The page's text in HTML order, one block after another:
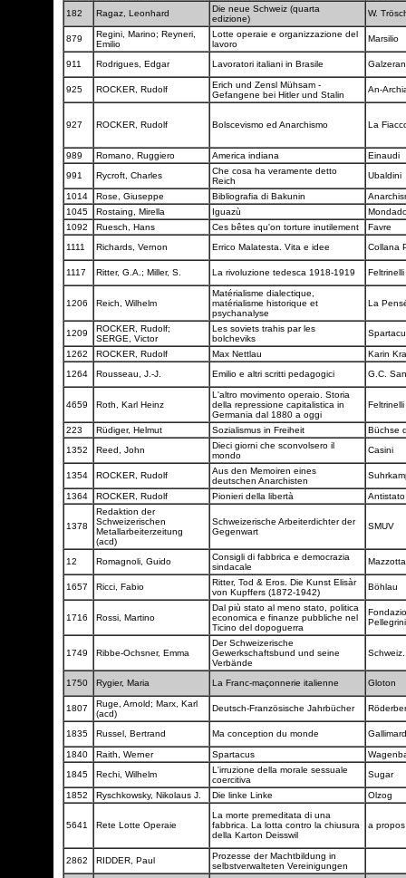
182
Ragaz, Leonhard
Die neue Schweiz (quarta
edizione)
W.
879
Regini, Marino; Reyneri,
Emilio
Lotte operaie e organizzazione del
lavoro
Marsilio
911 Rodrigues, Edgar Lavoratori italiani in Brasile
925 ROCKER, Rudolf
Erich und Zensl Mühsam -
Gefangene bei Hitler und Stalin
An-
927 ROCKER, Rudolf Bolscevismo ed Anarchismo La
989 Romano, Ruggiero America indiana
Einaudi
991
Rycroft, Charles
Che cosa ha veramente detto
Reich
Ubaldini
1014 Rose, Giuseppe Bibliografia di Bakunin
1045
Rostaing, Mirella Iguazù
1092
Ruesch, Hans Ces bêtes qu'on torture inutilement
Favre
1111
Richards, Vernon Errico Malatesta. Vita e idee Collana
1117 Ritter, G.A.; Miller, S. La rivoluzione tedesca 1918-1919 Feltrinelli
1206 Reich, Wilhelm
Matérialisme dialectique,
matérialisme historique et
psychanalyse
La
1209
ROCKER, Rudolf;
SERGE, Victor
Les soviets trahis par les
bolcheviks
1262 ROCKER, Rudolf Max Nettlau
Karin
1264
Rousseau, J.-J. Emilio e altri scritti pedagogici G.C.
4659 Roth, Karl Heinz
L'altro movimento operaio. Storia
della repressione capitalistica in
Germania dal 1880 a oggi
Feltrinelli
223 Rüdiger, Helmut Sozialismus in Freiheit
Büchse
1352
Reed, John
Dieci giorni che sconvolsero il
mondo
Casini
1354 ROCKER, Rudolf
Aus den Memoiren eines
deutschen Anarchisten
1364 ROCKER, Rudolf Pionieri della libertà
1378
Redaktion der
Schweizerischen
Metallarbeiterzeitung
(acd)
Schweizerische Arbeiterdichter der
Gegenwart
SMUV
12 Romagnoli, Guido
Consigli di fabbrica e democrazia
sindacale
1657 Ricci, Fabio
Ritter, Tod & Eros. Die Kunst Elisàr
von Kupffers (1872-1942)
Böhlau
1716 Rossi, Martino
Dal più stato al meno stato, politica
economica e finanze pubbliche nel
Ticino del dopoguerra
1749 Ribbe-Ochsner, Emma
Der Schweizerische
Gewerkschaftsbund und seine
Verbände
1750 Rygier, Maria La Franc-maçonnerie italienne Gloton
1807
Ruge, Arnold; Marx, Karl
(acd)
Deutsch-Französische Jahrbücher
1835 Russel, Bertrand Ma conception du monde
1840 Raith, Werner Spartacus
1845
Rechi, Wilhelm
L'irruzione della morale sessuale
coercitiva
Sugar
1852 Ryschkowsky, Nikolaus J. Die linke Linke Olzog
5641 Rete Lotte Operaie
La morte premeditata di una
fabbrica. La lotta contro la chiusura
della Karton Deisswil
a
2862 RIDDER, Paul
Prozesse der Machtbildung in
selbstverwalteten Vereinigungen